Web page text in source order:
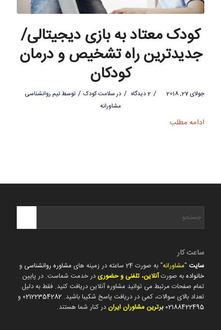
کودک معتاد به بازی دیجیتالی/
جدیدترین راه تشخیص و درمان
کودکان
جولای 27, 2018 / 2 دیدگاه / در سلامت کودک / توسطتیم روانشناسی
مشاورانه
ادامه مطلب
ساعت کار
سایت"مشاورانه" به صورت 24 ساعته در زمینه های مشاوره روانشناسی و
خانوادهبه صورتآنلاین، تلفنی و حضوریدر خدمت شماست. در پایین
تمام صفحات مرتبط می توانید مشاوره آنلاین دریافت کنید. فقط به دلیل
تعداد بالای سوالات، کمی در دریافت پاسخ شکیبا باشید. 02122354282 و
02188422495 برترین مشاوران ایراندر کنار شما هستند.